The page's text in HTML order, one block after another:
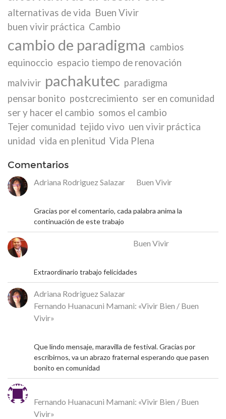
alternativas de vida Buen Vivir
buen vivir práctica Cambio
cambio de paradigma cambios
equinoccio espacio tiempo de renovación
malvivir pachakutec paradigma
pensar bonito postcrecimiento ser en comunidad
ser y hacer el cambio somos el cambio
Tejer comunidad tejido vivo uen vivir práctica
unidad vida en plenitud Vida Plena
Comentarios
Adriana Rodriguez Salazar Buen Vivir
Gracias por el comentario, cada palabra anima la
continuación de este trabajo
Buen Vivir
Extraordinario trabajo felicidades
Adriana Rodriguez Salazar
Fernando Huanacuni Mamani: «Vivir Bien / Buen
Vivir»
Que lindo mensaje, maravilla de festival. Gracias por
escribirnos, va un abrazo fraternal esperando que pasen
bonito en comunidad
Fernando Huanacuni Mamani: «Vivir Bien / Buen
Vivir»